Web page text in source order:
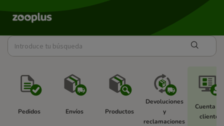
Pedidos Envíos Productos
Devoluciones
y
reclamaciones
Cuenta
cliente